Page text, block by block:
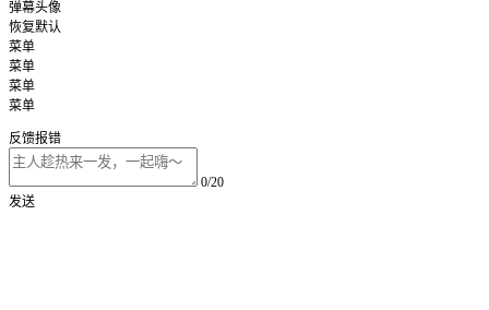
弹幕头像
恢复默认
菜单
菜单
菜单
菜单
反馈报错
0/20
发送